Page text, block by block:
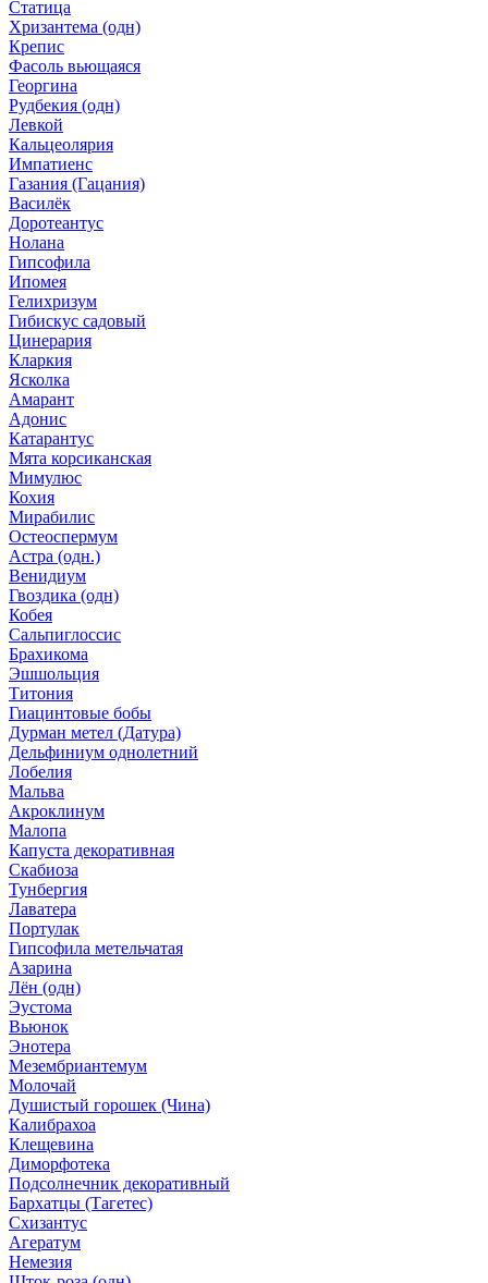
Статица
Хризантема (одн)
Крепис
Фасоль вьющаяся
Георгина
Рудбекия (одн)
Левкой
Кальцеолярия
Импатиенс
Газания (Гацания)
Василёк
Доротеантус
Нолана
Гипсофила
Ипомея
Гелихризум
Гибискус садовый
Цинерария
Кларкия
Ясколка
Амарант
Адонис
Катарантус
Мята корсиканская
Мимулюс
Кохия
Мирабилис
Остеоспермум
Астра (одн.)
Венидиум
Гвоздика (одн)
Кобея
Сальпиглоссис
Брахикома
Эшшольция
Титония
Гиацинтовые бобы
Дурман метел (Датура)
Дельфиниум однолетний
Лобелия
Мальва
Акроклинум
Малопа
Капуста декоративная
Скабиоза
Тунбергия
Лаватера
Портулак
Гипсофила метельчатая
Азарина
Лён (одн)
Эустома
Вьюнок
Энотера
Мезембриантемум
Молочай
Душистый горошек (Чина)
Калибрахоа
Клещевина
Диморфотека
Подсолнечник декоративный
Бархатцы (Тагетес)
Схизантус
Агератум
Немезия